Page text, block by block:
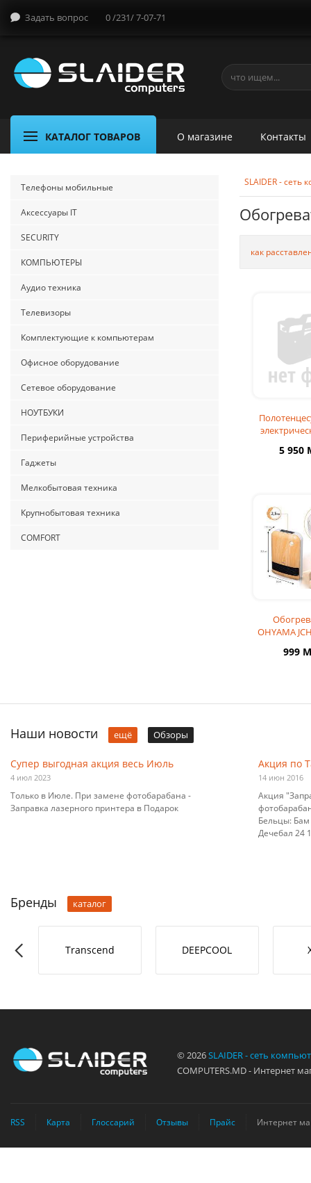
Задать вопрос 0 /231/ 7-07-71
КАТАЛОГ ТОВАРОВ О магазине Контакты
Телефоны мобильные
Аксессуары IT
SECURITY
КОМПЬЮТЕРЫ
Аудио техника
Телевизоры
Комплектующие к компьютерам
Офисное оборудование
Сетевое оборудование
НОУТБУКИ
Периферийные устройства
Гаджеты
Мелкобытовая техника
Крупнобытовая техника
COMFORT
SLAIDER - сеть
как
CK14
5 950
OHYAMA
999
Наши новости ещё Обзоры
Супер выгодная акция весь Июль
4 июл 2023
Только в Июле. При замене фотобарабана -
Заправка лазерного принтера в Подарок
Акция по
14 июн 2016
Акция
Бельцы: Бам
Дечебал 24
Бренды каталог
L Transcend DEEPCOOL
© 2026SLAIDER - сеть
COMPUTERS.MD - Интернет
RSS Карта Глоссарий Отзывы Прайс Интернет